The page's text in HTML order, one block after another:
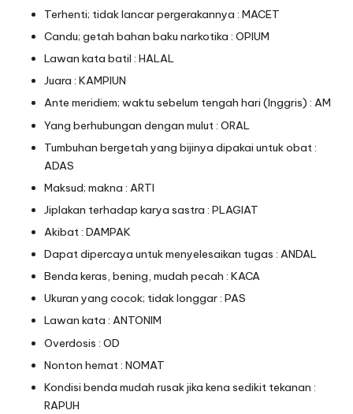
Terhenti; tidak lancar pergerakannya : MACET
Candu; getah bahan baku narkotika : OPIUM
Lawan kata batil : HALAL
Juara : KAMPIUN
Ante meridiem; waktu sebelum tengah hari (Inggris) : AM
Yang berhubungan dengan mulut : ORAL
Tumbuhan bergetah yang bijinya dipakai untuk obat :
ADAS
Maksud; makna : ARTI
Jiplakan terhadap karya sastra : PLAGIAT
Akibat : DAMPAK
Dapat dipercaya untuk menyelesaikan tugas : ANDAL
Benda keras, bening, mudah pecah : KACA
Ukuran yang cocok; tidak longgar : PAS
Lawan kata : ANTONIM
Overdosis : OD
Nonton hemat : NOMAT
Kondisi benda mudah rusak jika kena sedikit tekanan :
RAPUH